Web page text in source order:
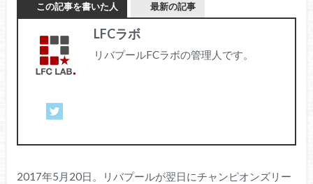
この記事を書いた人 最新の記事
LFCラボ
リバプールFCラボの管理人です。
2017年5月20日。リバプールが翌日にチャンピオンズリー